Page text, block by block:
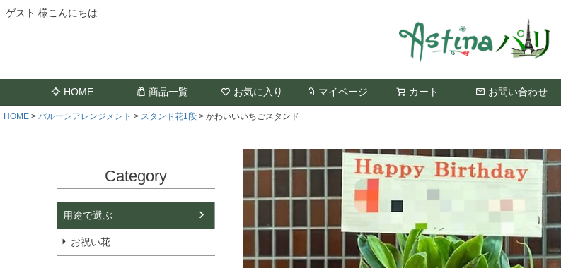
ゲスト 様こんにちは
HOME 商品一覧 お気に入り マイページ カート お問い合わせ
検索
HOME バルーンアレンジメント スタンド花1段 かわいいいちごスタンド
Category
用途で選ぶ
お祝い花